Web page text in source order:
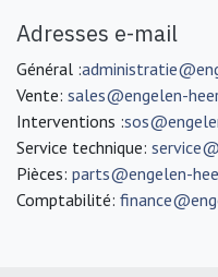
Adresses e-mail
Général :
Vente: sales@engelen-
Interventions :
Service technique:
Pièces: parts@engelen-
Comptabilité: